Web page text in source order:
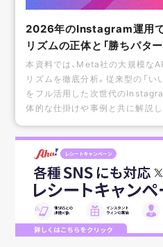
2026年のInstagram運用
リズムの正体と「勝ちパタ
本資料では、Meta社の大規模な
リズムを徹底分析。従来型の「い
をフル活用した次世代の
体的な仕掛けや事例と共に解説し